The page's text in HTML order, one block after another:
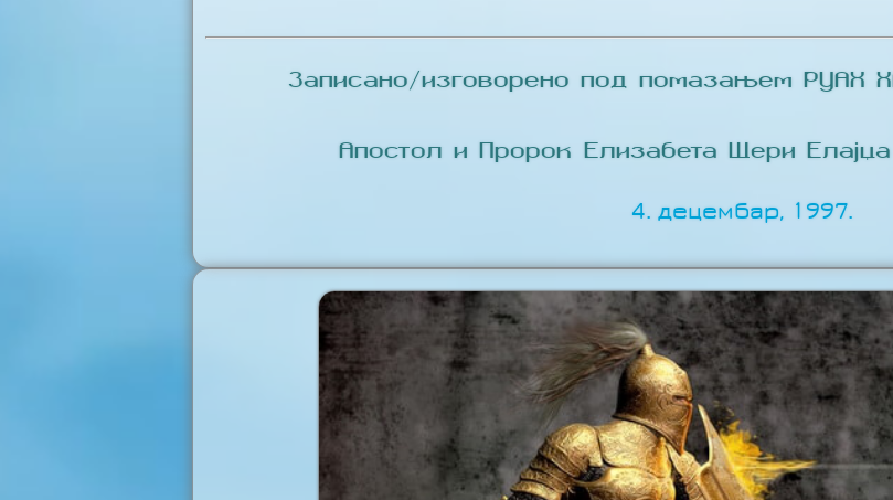
Записано/изговорено под помазањем РУАХ
Апостол и Пророк Елизабета Шери
4. децембар, 1997.